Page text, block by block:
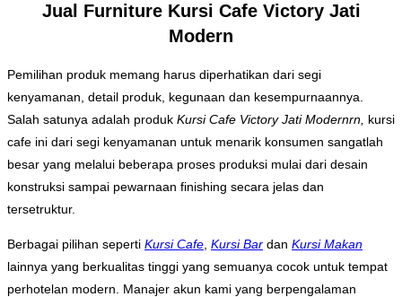
Jual Furniture Kursi Cafe Victory Jati
Modern
Pemilihan produk memang harus diperhatikan dari segi
kenyamanan, detail produk, kegunaan dan kesempurnaannya.
Salah satunya adalah produk Kursi Cafe Victory Jati Modernrn, kursi
cafe ini dari segi kenyamanan untuk menarik konsumen sangatlah
besar yang melalui beberapa proses produksi mulai dari desain
konstruksi sampai pewarnaan finishing secara jelas dan
tersetruktur.
Berbagai pilihan seperti Kursi Cafe Kursi Bar dan Kursi Makan
lainnya yang berkualitas tinggi yang semuanya cocok untuk tempat
perhotelan modern. Manajer akun kami yang berpengalaman